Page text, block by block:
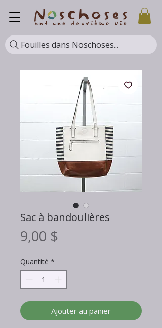
Fouilles dans Noschoses...
Sac à bandoulières
9,00 $
Quantité *
Ajouter au panier